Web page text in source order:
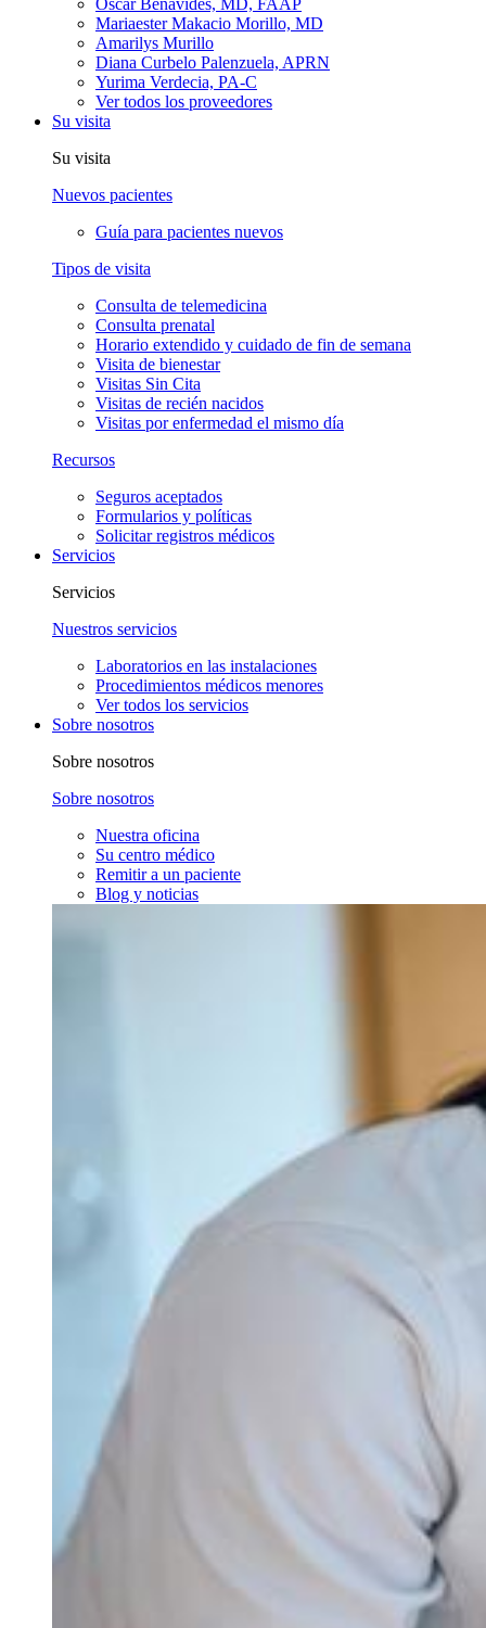
Oscar Benavides, MD, FAAP
Mariaester Makacio Morillo, MD
Amarilys Murillo
Diana Curbelo Palenzuela, APRN
Yurima Verdecia, PA-C
Ver todos los proveedores
Su visita
Su visita
Nuevos pacientes
Guía para pacientes nuevos
Tipos de visita
Consulta de telemedicina
Consulta prenatal
Horario extendido y cuidado de fin de semana
Visita de bienestar
Visitas Sin Cita
Visitas de recién nacidos
Visitas por enfermedad el mismo día
Recursos
Seguros aceptados
Formularios y políticas
Solicitar registros médicos
Servicios
Servicios
Nuestros servicios
Laboratorios en las instalaciones
Procedimientos médicos menores
Ver todos los servicios
Sobre nosotros
Sobre nosotros
Sobre nosotros
Nuestra oficina
Su centro médico
Remitir a un paciente
Blog y noticias